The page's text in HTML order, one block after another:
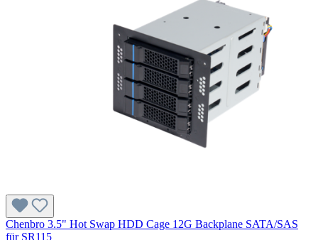
Chenbro 3.5" Hot Swap HDD Cage 12G Backplane SATA/SAS
für SR115